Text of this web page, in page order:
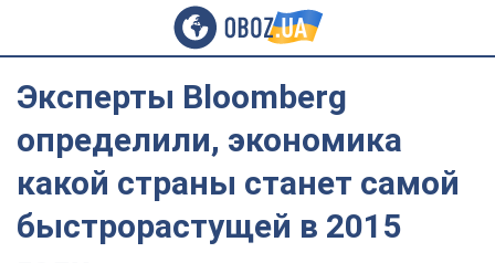
Эксперты Bloomberg
определили, экономика
какой страны станет самой
быстрорастущей в 2015